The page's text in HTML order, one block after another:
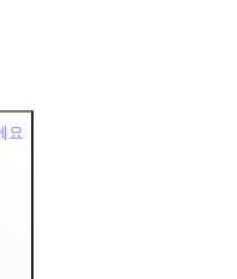
요